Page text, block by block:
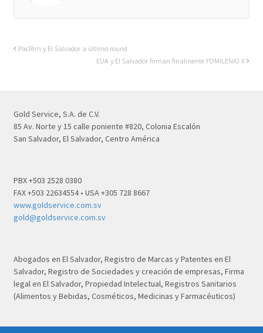
PacRim y El Salvador a último round
EUA y El Salvador firman finalmente FOMILENIO II
Gold Service, S.A. de C.V.
85 Av. Norte y 15 calle poniente #820, Colonia Escalón
San Salvador, El Salvador, Centro América
PBX +503 2528 0380
FAX +503 22634554 • USA +305 728 8667
www.goldservice.com.sv
gold@goldservice.com.sv
Abogados en El Salvador, Registro de Marcas y Patentes en El
Salvador, Registro de Sociedades y creación de empresas, Firma
legal en El Salvador, Propiedad Intelectual, Registros Sanitarios
(Alimentos y Bebidas, Cosméticos, Medicinas y Farmacéuticos)